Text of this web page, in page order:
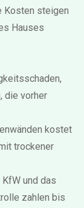
Kosten steigen
Hauses
die vorher
kostet
trockener
und das
zahlen bis